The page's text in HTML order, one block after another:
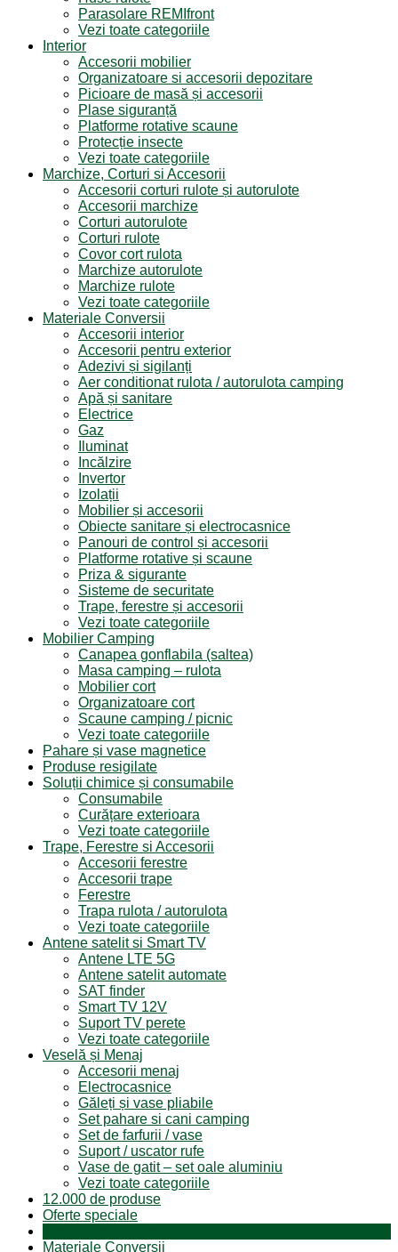
Parasolare REMIfront
Vezi toate categoriile
Interior
Accesorii mobilier
Organizatoare si accesorii depozitare
Picioare de masă și accesorii
Plase siguranță
Platforme rotative scaune
Protecție insecte
Vezi toate categoriile
Marchize, Corturi si Accesorii
Accesorii corturi rulote și autorulote
Accesorii marchize
Corturi autorulote
Corturi rulote
Covor cort rulota
Marchize autorulote
Marchize rulote
Vezi toate categoriile
Materiale Conversii
Accesorii interior
Accesorii pentru exterior
Adezivi și sigilanți
Aer conditionat rulota / autorulota camping
Apă și sanitare
Electrice
Gaz
Iluminat
Incălzire
Invertor
Izolații
Mobilier și accesorii
Obiecte sanitare și electrocasnice
Panouri de control și accesorii
Platforme rotative și scaune
Priza & sigurante
Sisteme de securitate
Trape, ferestre și accesorii
Vezi toate categoriile
Mobilier Camping
Canapea gonflabila (saltea)
Masa camping – rulota
Mobilier cort
Organizatoare cort
Scaune camping / picnic
Vezi toate categoriile
Pahare și vase magnetice
Produse resigilate
Soluții chimice și consumabile
Consumabile
Curățare exterioara
Vezi toate categoriile
Trape, Ferestre si Accesorii
Accesorii ferestre
Accesorii trape
Ferestre
Trapa rulota / autorulota
Vezi toate categoriile
Antene satelit si Smart TV
Antene LTE 5G
Antene satelit automate
SAT finder
Smart TV 12V
Suport TV perete
Vezi toate categoriile
Veselă și Menaj
Accesorii menaj
Electrocasnice
Găleți și vase pliabile
Set pahare si cani camping
Set de farfurii / vase
Suport / uscator rufe
Vase de gatit – set oale aluminiu
Vezi toate categoriile
12.000 de produse
Oferte speciale
Materiale Conversii